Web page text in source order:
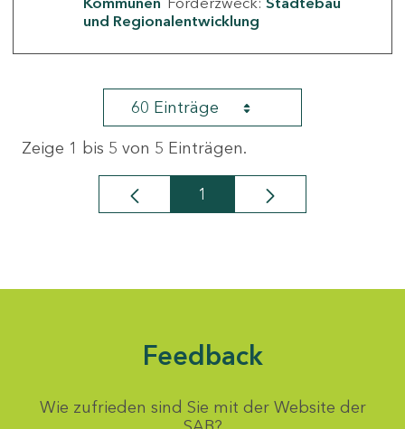
und Regionalentwicklung
60 Einträge
Zeige 1 bis 5 von 5 Einträgen.
Seite
1
Feedback
Wie zufrieden sind Sie mit der Website der